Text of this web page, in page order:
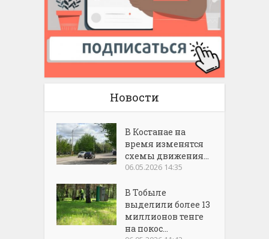
Новости
В Костанае на
время изменятся
схемы движения...
06.05.2026 14:35
В Тобыле
выделили более 13
миллионов тенге
на покос...